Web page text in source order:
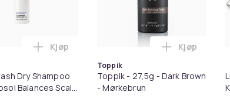
1080p - Adapter i handlekurven
Dry Shampoo
Balances Scalp
Legg K18 Airwash Dry Shampoo
Kjøp
Toppik
Toppik - 27,5g - Dark Brown
- Mørkebrun
Legg
Kjøp